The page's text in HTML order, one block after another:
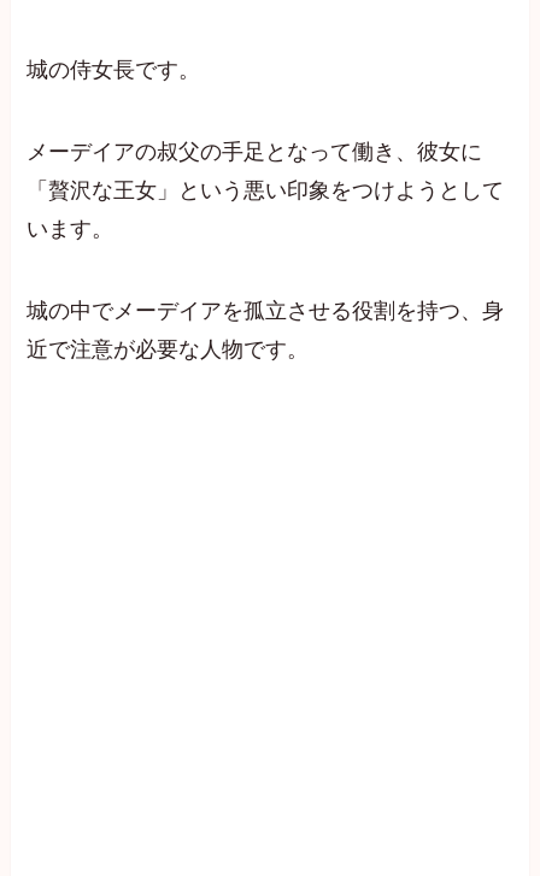
城の侍女長です。
メーデイアの叔父の手足となって働き、彼女に
「贅沢な王女」という悪い印象をつけようとして
います。
城の中でメーデイアを孤立させる役割を持つ、身
近で注意が必要な人物です。